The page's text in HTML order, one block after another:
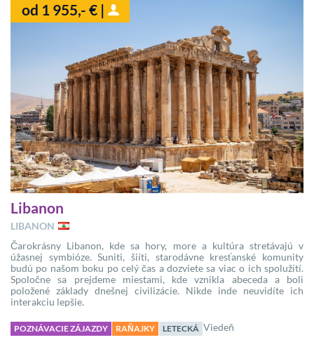
od 1 955,- € |
Libanon
LIBANON
Čarokrásny Libanon, kde sa hory, more a kultúra stretávajú v
úžasnej symbióze. Suniti, šiíti, starodávne kresťanské komunity
budú po našom boku po celý čas a dozviete sa viac o ich spolužití.
Spoločne sa prejdeme miestami, kde vznikla abeceda a boli
položené základy dnešnej civilizácie. Nikde inde neuvidíte ich
interakciu lepšie.
POZNÁVACIE ZÁJAZDY RAŇAJKY LETECKÁ Viedeň